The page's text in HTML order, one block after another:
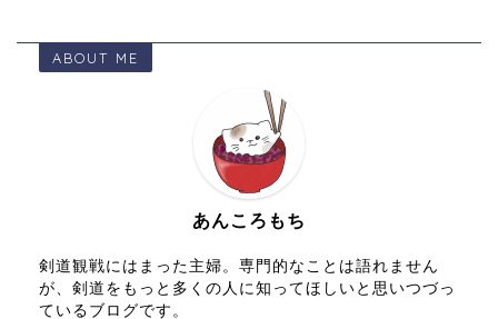
ABOUT ME
あんころもち
剣道観戦にはまった主婦。専門的なことは語れません
が、剣道をもっと多くの人に知ってほしいと思いつづっ
ているブログです。